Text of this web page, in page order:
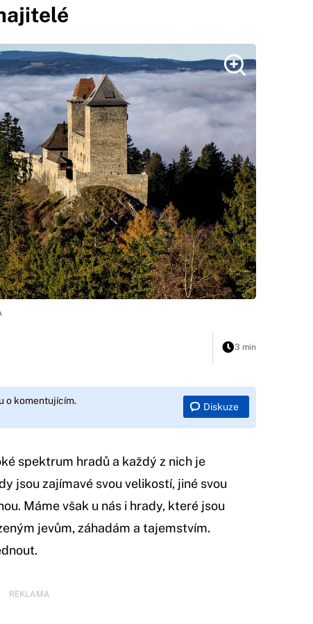
3 min
o komentujícím.
Diskuze
spektrum hradů a každý z nich je
jsou zajímavé svou velikostí, jiné svou
Máme však u nás i hrady, které jsou
jevům, záhadám a tajemstvím.
REKLAMA